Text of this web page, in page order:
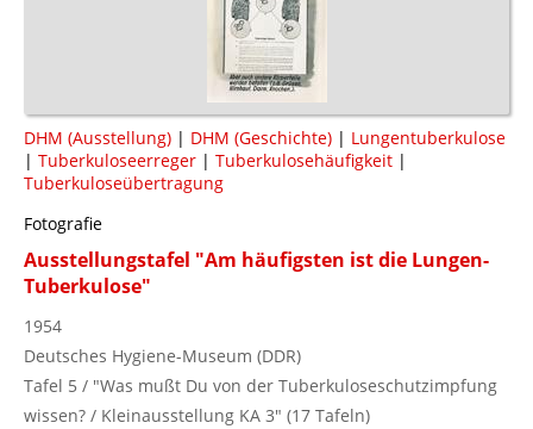
DHM (Ausstellung) | DHM (Geschichte) | Lungentuberkulose
| Tuberkuloseerreger | Tuberkulosehäufigkeit |
Tuberkuloseübertragung
Fotografie
Ausstellungstafel "Am häufigsten ist die Lungen-
Tuberkulose"
1954
Deutsches Hygiene-Museum (DDR)
Tafel 5 / "Was mußt Du von der Tuberkuloseschutzimpfung
wissen? / Kleinausstellung KA 3" (17 Tafeln)